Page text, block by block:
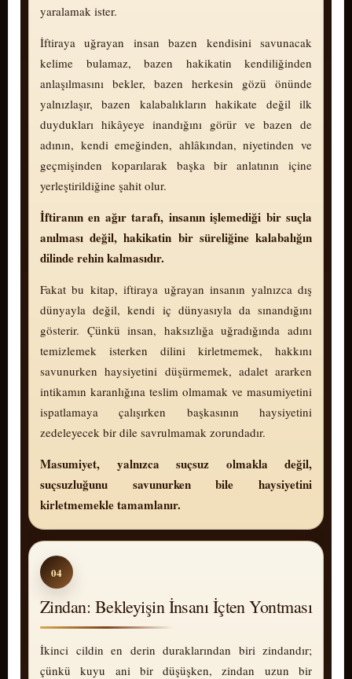
yaralamak ister.
İftiraya uğrayan insan bazen kendisini savunacak
kelime bulamaz, bazen hakikatin kendiliğinden
anlaşılmasını bekler, bazen herkesin gözü önünde
yalnızlaşır, bazen kalabalıkların hakikate değil ilk
duydukları hikâyeye inandığını görür ve bazen de
adının, kendi emeğinden, ahlâkından, niyetinden ve
geçmişinden koparılarak başka bir anlatının içine
yerleştirildiğine şahit olur.
İftiranın en ağır tarafı, insanın işlemediği bir suçla
anılması değil, hakikatin bir süreliğine kalabalığın
dilinde rehin kalmasıdır.
Fakat bu kitap, iftiraya uğrayan insanın yalnızca dış
dünyayla değil, kendi iç dünyasıyla da sınandığını
gösterir. Çünkü insan, haksızlığa uğradığında adını
temizlemek isterken dilini kirletmemek, hakkını
savunurken haysiyetini düşürmemek, adalet ararken
intikamın karanlığına teslim olmamak ve masumiyetini
ispatlamaya çalışırken başkasının haysiyetini
zedeleyecek bir dile savrulmamak zorundadır.
Masumiyet, yalnızca suçsuz olmakla değil,
suçsuzluğunu savunurken bile haysiyetini
kirletmemekle tamamlanır.
04
Zindan: Bekleyişin İnsanı İçten Yontması
İkinci cildin en derin duraklarından biri zindandır;
çünkü kuyu ani bir düşüşken, zindan uzun bir